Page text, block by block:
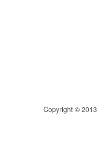
Copyright © 2013